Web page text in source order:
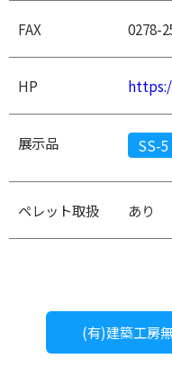
FAX 0278-
HP
展示品 SS-5
ペレット取扱 あり
(有)建築工房